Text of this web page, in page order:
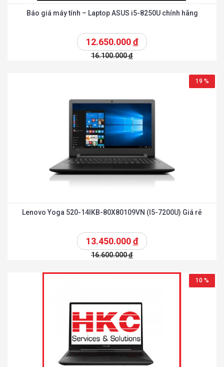
Báo giá máy tính – Laptop ASUS i5-8250U chính hãng
12.650.000đ
16.100.000đ
19 %
Lenovo Yoga 520-14IKB-80X80109VN (I5-7200U) Giá rẻ
13.450.000đ
16.600.000đ
10 %